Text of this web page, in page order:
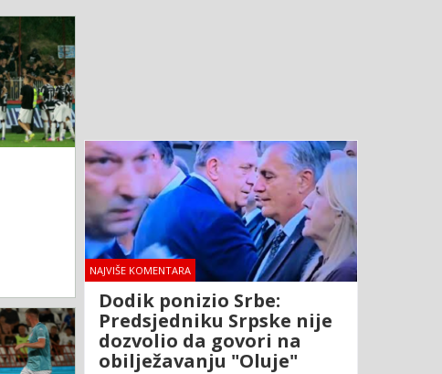
NAJVIŠE KOMENTARA
Dodik ponizio Srbe:
Predsjedniku Srpske nije
dozvolio da govori na
obilježavanju "Oluje"